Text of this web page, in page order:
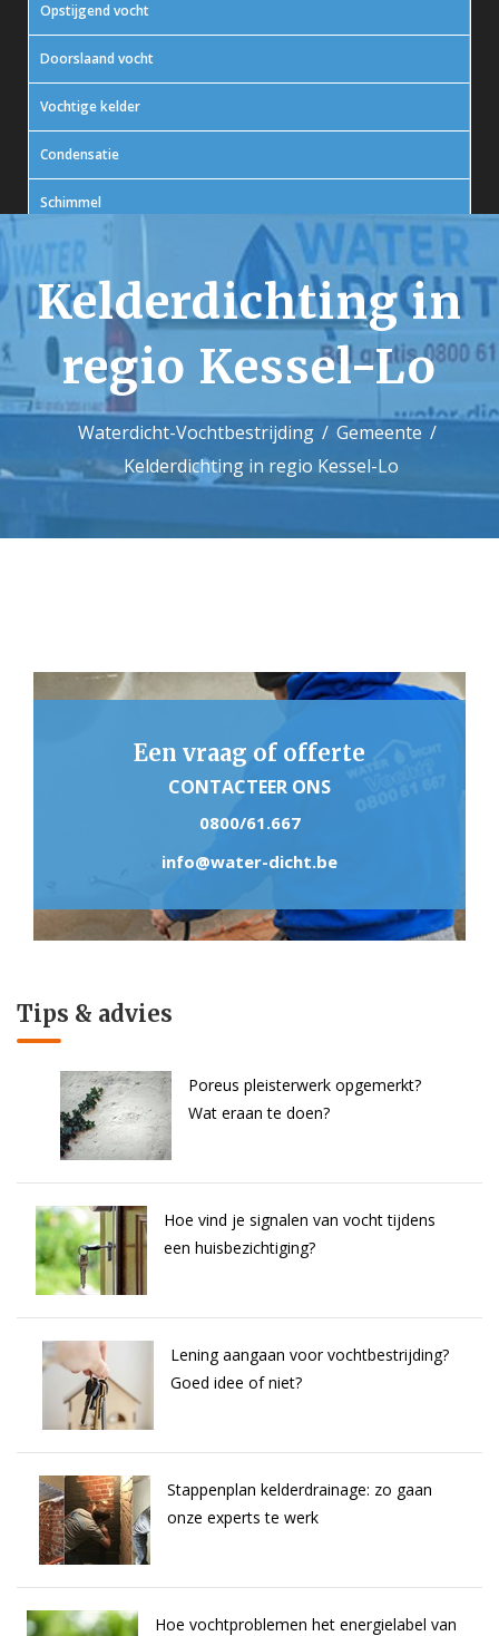
Opstijgend vocht
Doorslaand vocht
Vochtige kelder
Condensatie
Schimmel
In actie
Contact
Kelderdichting in
regio Kessel-Lo
Waterdicht-Vochtbestrijding
Gemeente
Kelderdichting in regio Kessel-Lo
Een vraag of offerte
CONTACTEER ONS
0800/61.667
info@water-dicht.be
Tips & advies
Poreus pleisterwerk opgemerkt?
Wat eraan te doen?
Hoe vind je signalen van vocht tijdens
een huisbezichtiging?
Lening aangaan voor vochtbestrijding?
Goed idee of niet?
Stappenplan kelderdrainage: zo gaan
onze experts te werk
Hoe vochtproblemen het energielabel van